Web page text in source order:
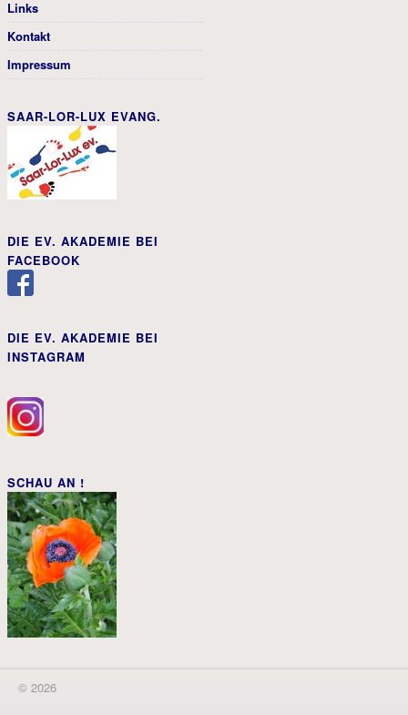
Links
Kontakt
Impressum
SAAR-LOR-LUX EVANG.
DIE EV. AKADEMIE BEI
FACEBOOK
DIE EV. AKADEMIE BEI
INSTAGRAM
SCHAU AN !
© 2026